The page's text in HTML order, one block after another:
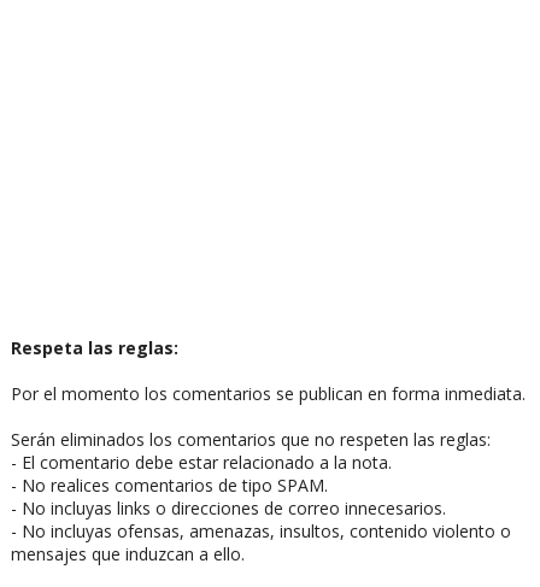
Respeta las reglas:
Por el momento los comentarios se publican en forma inmediata.
Serán eliminados los comentarios que no respeten las reglas:
- El comentario debe estar relacionado a la nota.
- No realices comentarios de tipo SPAM.
- No incluyas links o direcciones de correo innecesarios.
- No incluyas ofensas, amenazas, insultos, contenido violento o
mensajes que induzcan a ello.